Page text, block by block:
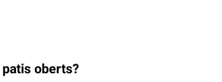
oberts?